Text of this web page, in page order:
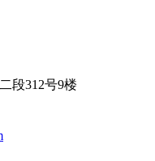
段312号9楼